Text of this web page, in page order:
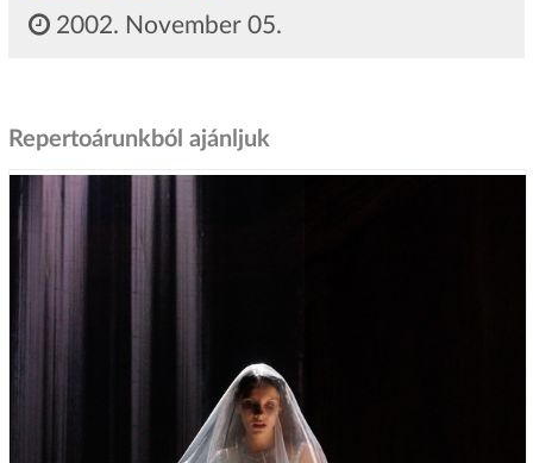
2002. November 05.
Repertoárunkból ajánljuk